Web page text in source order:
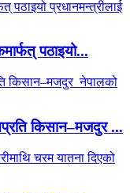
पठाइयो...
किसान–मजदुर ...